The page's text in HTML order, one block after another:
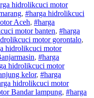
hidrolikcuci motor
, #harga hidrolikcuci
Aceh, #harga
cuci motorbanten, #harga
cuci motorgorontalo,
hidrolikcuci motor
, #harga
hidrolikcuci motor
kelor, #harga
hidrolikcuci motor
Bandar lampung, #harga